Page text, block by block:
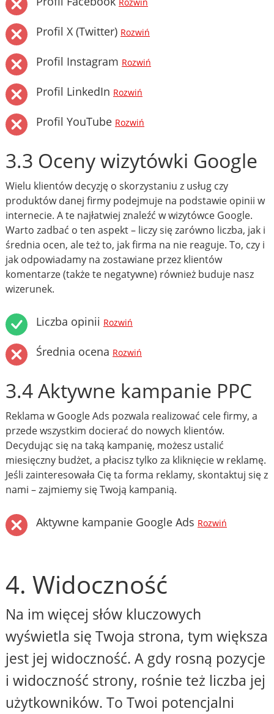
Rozwiń
Profil X (Twitter) Rozwiń
Profil Instagram Rozwiń
Profil LinkedIn Rozwiń
Profil YouTube Rozwiń
3.3 Oceny wizytówki Google
Wielu klientów decyzję o skorzystaniu z usług czy
produktów danej firmy podejmuje na podstawie opinii w
internecie. A te najłatwiej znaleźć w wizytówce Google.
Warto zadbać o ten aspekt – liczy się zarówno liczba, jak i
średnia ocen, ale też to, jak firma na nie reaguje. To, czy i
jak odpowiadamy na zostawiane przez klientów
komentarze (także te negatywne) również buduje nasz
wizerunek.
Liczba opinii Rozwiń
Średnia ocena Rozwiń
3.4 Aktywne kampanie PPC
Reklama w Google Ads pozwala realizować cele firmy, a
przede wszystkim docierać do nowych klientów.
Decydując się na taką kampanię, możesz ustalić
miesięczny budżet, a płacisz tylko za kliknięcie w reklamę.
Jeśli zainteresowała Cię ta forma reklamy, skontaktuj się z
nami – zajmiemy się Twoją kampanią.
Aktywne kampanie Google Ads Rozwiń
4. Widoczność
Na im więcej słów kluczowych
wyświetla się Twoja strona, tym większa
jest jej widoczność. A gdy rosną pozycje
i widoczność strony, rośnie też liczba jej
użytkowników. To Twoi potencjalni